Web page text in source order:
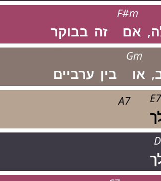
F#m
אם זה בבוקר
Gm
או בין ערביים
E7
A7
D